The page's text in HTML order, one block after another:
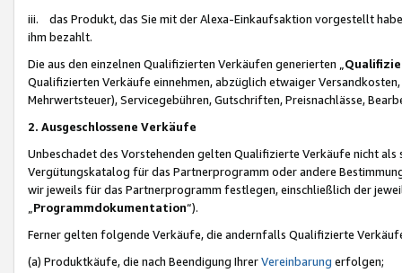
iii. das Produkt, das Sie mit der Alexa-Einkaufsaktion vorgestellt
ihm bezahlt.
Die aus den einzelnen Qualifizierten Verkäufen generierten „
Qualifizierten Verkäufe einnehmen, abzüglich etwaiger
Mehrwertsteuer), Servicegebühren, Gutschriften, Preisnachlässe,
2. Ausgeschlossene Verkäufe
Unbeschadet des Vorstehenden gelten Qualifizierte Verkäufe nicht
Vergütungskatalog für das Partnerprogramm oder andere
wir jeweils für das Partnerprogramm festlegen, einschließlich der
Programmdokumentation“).
Ferner gelten folgende Verkäufe, die andernfalls Qualifizierte
(a) Produktkäufe, die nach Beendigung IhrerVereinbarung erfolgen;